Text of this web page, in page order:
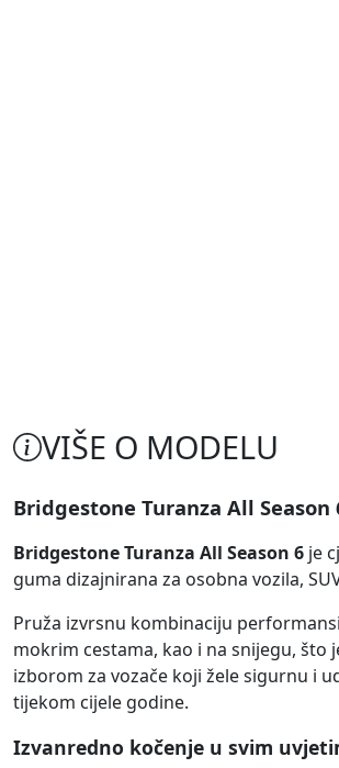
VIŠE O MODELU
Bridgestone Turanza All Season
Bridgestone Turanza All Season 6 je
guma dizajnirana za osobna vozila,
Pruža izvrsnu kombinaciju
mokrim cestama, kao i na snijegu, što
izborom za vozače koji žele sigurnu i
tijekom cijele godine.
Izvanredno kočenje u svim